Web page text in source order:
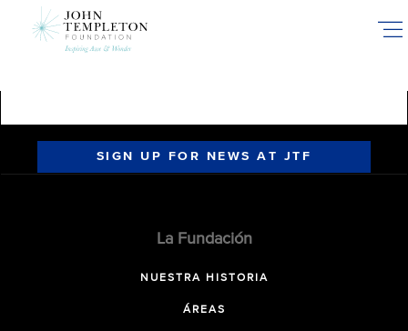
SIGN UP FOR NEWS AT JTF
La Fundación
NUESTRA HISTORIA
ÁREAS